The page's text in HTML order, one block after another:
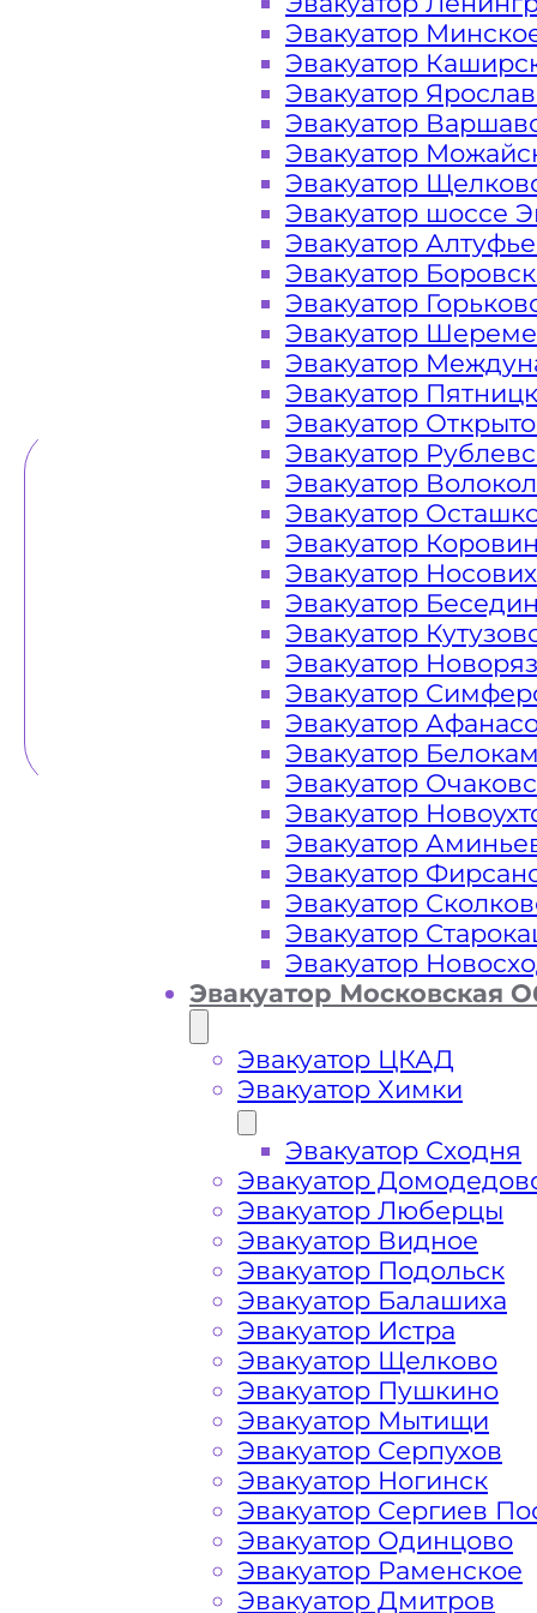
Закажите услугу "эвакуатор
на сайте компании «МОБИ»
Вам необходимы услуги
Эвакуаторы «МОБИ» находятся на
в сутки. Обращайтесь к нам
любой ситуации и гарантируем
WHATSAPP
Как
Перевозка автомобиля по
круглосуточно и срочно – это
возникшие проблемы с
предложить вам свои услуги по
Эвакуатор
Эвакуатор
Эвакуатор
Эвакуатор
Эвакуатор
Эвакуатор
Эвакуатор шоссе
Эвакуатор
Эвакуатор
Эвакуатор
Эвакуатор
Эвакуатор
Эвакуатор
Эвакуатор
Эвакуатор
Эвакуатор
Эвакуатор
Эвакуатор
Эвакуатор
Эвакуатор
Эвакуатор
Эвакуатор
Эвакуатор
Эвакуатор
Эвакуатор
Эвакуатор
Эвакуатор
Эвакуатор
Эвакуатор
Эвакуатор
Эвакуатор
Эвакуатор
Эвакуатор Московская
Эвакуатор ЦКАД
Эвакуатор Химки
Эвакуатор Сходня
Эвакуатор
Эвакуатор Люберцы
Эвакуатор Видное
Эвакуатор Подольск
Эвакуатор Балашиха
Эвакуатор Истра
Эвакуатор Щелково
Эвакуатор Пушкино
Эвакуатор Мытищи
Эвакуатор Серпухов
Эвакуатор Ногинск
Эвакуатор Сергиев
Эвакуатор Одинцово
Эвакуатор Раменское
Эвакуатор Дмитров